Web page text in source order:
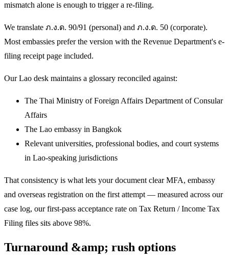
mismatch alone is enough to trigger a re-filing.
We translate ภ.ง.ด. 90/91 (personal) and ภ.ง.ด. 50 (corporate).
Most embassies prefer the version with the Revenue Department's e-
filing receipt page included.
Our Lao desk maintains a glossary reconciled against:
The Thai Ministry of Foreign Affairs Department of Consular
Affairs
The Lao embassy in Bangkok
Relevant universities, professional bodies, and court systems
in Lao-speaking jurisdictions
That consistency is what lets your document clear MFA, embassy
and overseas registration on the first attempt — measured across our
case log, our first-pass acceptance rate on Tax Return / Income Tax
Filing files sits above 98%.
Turnaround &amp; rush options